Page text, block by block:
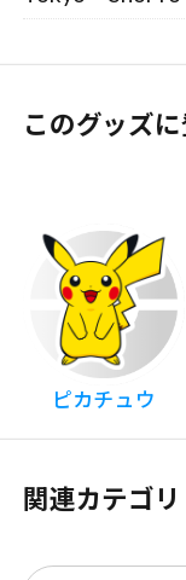
このグッズ
ピカチュウ
関連カテゴリ